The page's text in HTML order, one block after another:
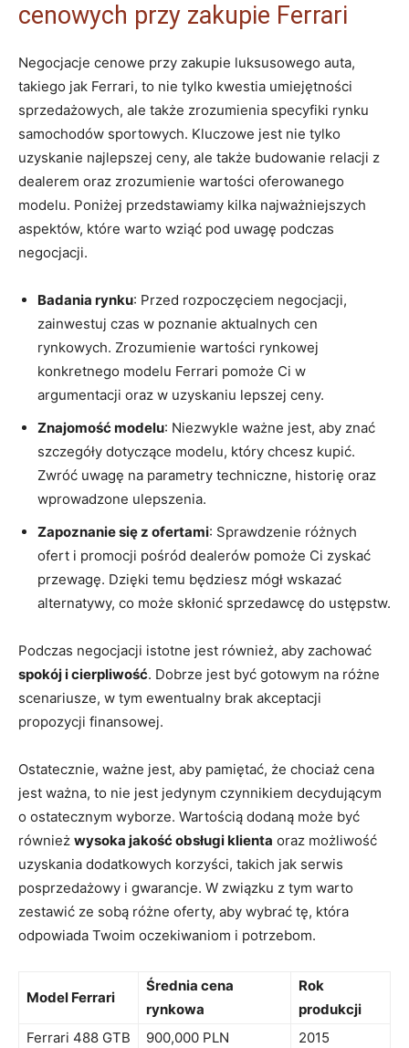
cenowych​ przy zakupie Ferrari
Negocjacje‍ cenowe przy zakupie luksusowego auta,
takiego ‌jak Ferrari, to nie tylko kwestia umiejętności
sprzedażowych, ale także zrozumienia specyfiki rynku
samochodów sportowych. Kluczowe jest‌ nie tylko
uzyskanie najlepszej ceny, ale także budowanie relacji z
dealerem oraz zrozumienie wartości oferowanego
modelu. Poniżej przedstawiamy kilka najważniejszych‍
aspektów, które ‍warto wziąć pod uwagę podczas
negocjacji.
Badania rynku: Przed rozpoczęciem negocjacji,
zainwestuj czas w⁢ poznanie aktualnych cen
rynkowych. Zrozumienie ​wartości rynkowej⁢
konkretnego modelu Ferrari pomoże ⁣Ci w
argumentacji oraz w uzyskaniu lepszej ceny.
Znajomość modelu: Niezwykle ważne jest, aby znać
szczegóły dotyczące modelu, który​ chcesz kupić.
Zwróć uwagę na⁣ parametry techniczne, historię oraz
wprowadzone ulepszenia.
Zapoznanie⁢ się z​ ofertami: Sprawdzenie różnych
ofert ⁤i promocji pośród dealerów pomoże ‍Ci zyskać
przewagę. Dzięki temu będziesz mógł wskazać
alternatywy, co może skłonić sprzedawcę do ustępstw.
Podczas negocjacji istotne jest również, aby zachować
spokój⁣ i⁢ cierpliwość.‌ Dobrze jest być gotowym ​na różne
scenariusze, w tym ewentualny brak akceptacji‍
propozycji finansowej.
Ostatecznie, ważne jest, aby ​pamiętać, że chociaż cena
jest ważna, ‍to⁤ nie jest jedynym czynnikiem decydującym
o ‌ostatecznym wyborze.‍ Wartością dodaną może być
również wysoka jakość obsługi klienta oraz możliwość
uzyskania dodatkowych korzyści, takich jak serwis
posprzedażowy i gwarancje. W ​związku z tym warto
zestawić ze ⁢sobą różne oferty, aby wybrać tę,‌ która​
odpowiada Twoim oczekiwaniom i potrzebom.
Model Ferrari
Średnia cena
rynkowa
Rok
produkcji
Ferrari 488 GTB
900,000 PLN
2015